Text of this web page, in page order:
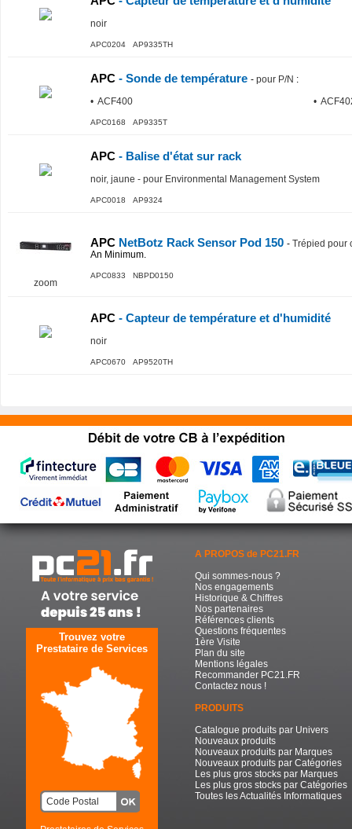
noir
APC0204 AP9335TH
APC - Sonde de température - pour P/N :
• ACF400
•
APC0168 AP9335T
APC - Balise d'état sur rack
noir, jaune - pour Environmental Management System
APC0018 AP9324
zoom
APC NetBotz Rack Sensor Pod 150 - Trépied pour
An Minimum.
APC0833 NBPD0150
APC - Capteur de température et d'humidité
noir
APC0670 AP9520TH
Trouvez votre
Prestataire de Services
A PROPOS de PC21.FR
Qui sommes-nous ?
Nos engagements
Historique & Chiffres
Nos partenaires
Références clients
Questions fréquentes
1ère Visite
Plan du site
Mentions légales
Recommander PC21.FR
Contactez nous !
PRODUITS
Catalogue produits par Univers
Nouveaux produits
Nouveaux produits par Marques
Nouveaux produits par Catégories
Les plus gros stocks par Marques
Les plus gros stocks par Catégories
Toutes les Actualités Informatiques